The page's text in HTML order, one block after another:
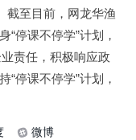
截至目前，网龙华渔
停课不停学”计划，
责任，积极响应政
“停课不停学”计划，
微博